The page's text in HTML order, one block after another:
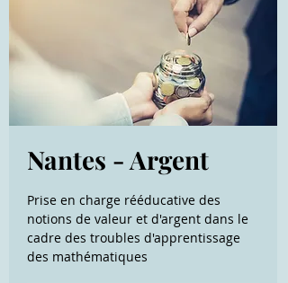
Nantes - Argent
Prise en charge rééducative des
notions de valeur et d'argent dans le
cadre des troubles d'apprentissage
des mathématiques